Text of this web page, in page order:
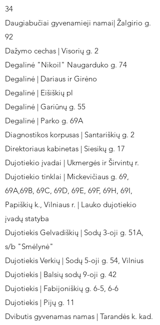
34
Daugiabučiai gyvenamieji namai| Žalgirio g.
92
Dažymo cechas | Visorių g. 2
Degalinė "Nikoil" Naugarduko g. 74
Degalinė | Dariaus ir Girėno
Degalinė | Eišiškių pl
Degalinė | Gariūnų g. 55
Degalinė | Parko g. 69A
Diagnostikos korpusas | Santariškių g. 2
Direktoriaus kabinetas | Siesikų g. 17
Dujotiekio įvadai | Ukmergės ir Širvintų r.
Dujotiekio tinklai | Mickevičiaus g. 69,
69A,69B, 69C, 69D, 69E, 69F, 69H, 69I,
Papiškių k., Vilniaus r. | Lauko dujotiekio
įvadų statyba
Dujotiekis Gelvadiškių | Sodų 3-oji g. 51A,
s/b "Smėlynė"
Dujotiekis Verkių | Sodų 5-oji g. 54, Vilnius
Dujotiekis | Balsių sodų 9-oji g. 42
Dujotiekis | Fabijoniškių g. 6-5, 6-6
Dujotiekis | Pijų g. 11
Dvibutis gyvenamas namas | Tarandės k. kad.